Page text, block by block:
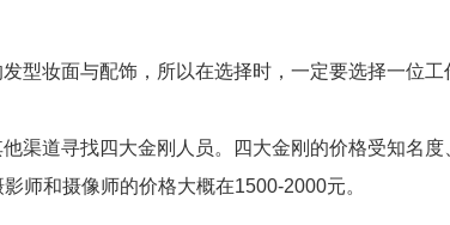
妆面与配饰，所以在选择时，一定要选择一位工
道寻找四大金刚人员。四大金刚的价格受知名度
师和摄像师的价格大概在1500-2000元。